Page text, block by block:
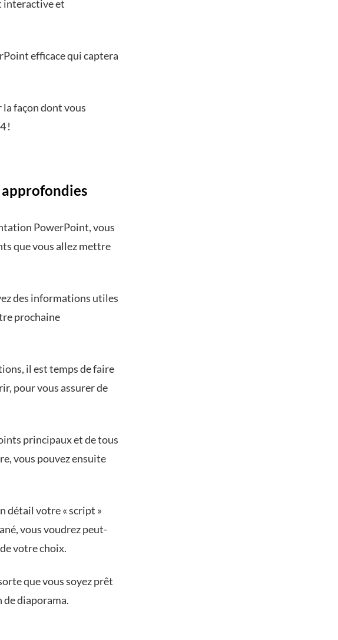
interactive et
efficace qui captera
façon dont vous
!
approfondies
PowerPoint, vous
que vous allez mettre
des informations utiles
prochaine
il est temps de faire
pour vous assurer de
principaux et de tous
vous pouvez ensuite
détail votre « script »
vous voudrez peut-
votre choix.
que vous soyez prêt
diaporama.